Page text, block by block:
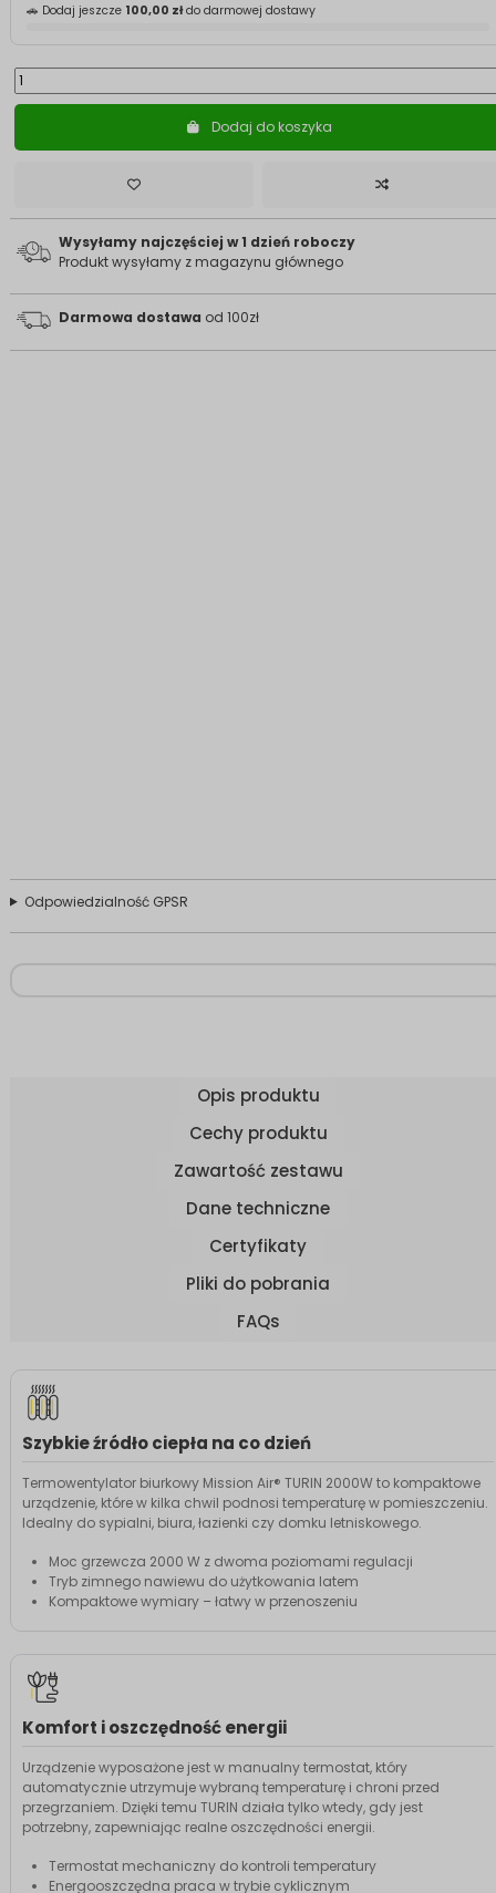
🚗 Dodaj jeszcze 100,00 złdo darmowej dostawy
Dodaj do koszyka
Wysyłamy najczęściej w 1 dzień roboczy
Produkt wysyłamy z magazynu głównego
Darmowa dostawa od 100zł
Odpowiedzialność GPSR
Opis produktu
Cechy produktu
Zawartość zestawu
Dane techniczne
Certyfikaty
Pliki do pobrania
FAQs
Szybkie źródło ciepła na co dzień
Termowentylator biurkowy Mission Air® TURIN 2000W to kompaktowe
urządzenie, które w kilka chwil podnosi temperaturę w pomieszczeniu.
Idealny do sypialni, biura, łazienki czy domku letniskowego.
Moc grzewcza 2000 W z dwoma poziomami regulacji
Tryb zimnego nawiewu do użytkowania latem
Kompaktowe wymiary – łatwy w przenoszeniu
Komfort i oszczędność energii
Urządzenie wyposażone jest w manualny termostat, który
automatycznie utrzymuje wybraną temperaturę i chroni przed
przegrzaniem. Dzięki temu TURIN działa tylko wtedy, gdy jest
potrzebny, zapewniając realne oszczędności energii.
Termostat mechaniczny do kontroli temperatury
Energooszczędna praca w trybie cyklicznym